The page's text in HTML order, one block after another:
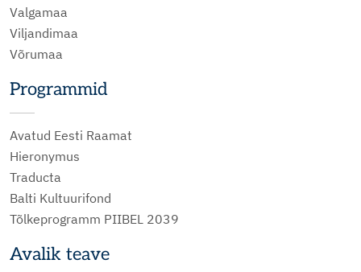
Valgamaa
Viljandimaa
Võrumaa
Programmid
Avatud Eesti Raamat
Hieronymus
Traducta
Balti Kultuurifond
Tõlkeprogramm PIIBEL 2039
Avalik teave